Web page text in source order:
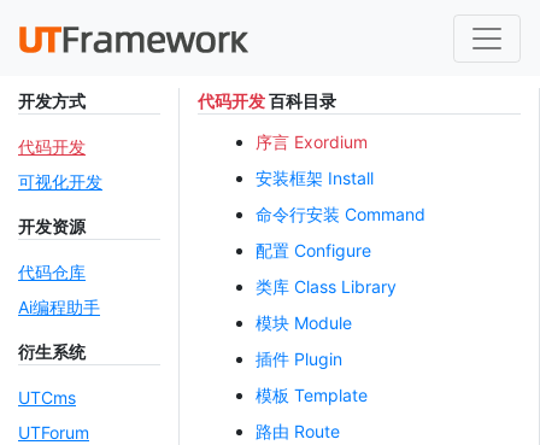
开发方式
代码开发
可视化开发
开发资源
代码仓库
Ai编程助手
衍生系统
UTCms
UTForum
代码开发百科目录
序言 Exordium
安装框架 Install
命令行安装 Command
配置 Configure
类库 Class Library
模块 Module
插件 Plugin
模板 Template
路由 Route